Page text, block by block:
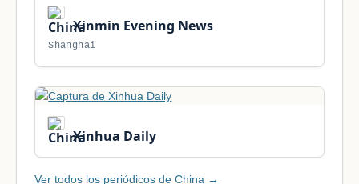
Xinmin Evening News
Shanghai
Xinhua Daily
Ver todos los periódicos de China →